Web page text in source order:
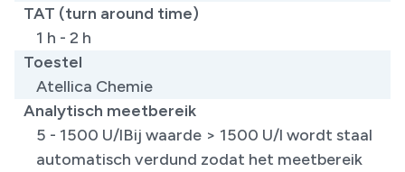
TAT (turn around time)
1 h - 2 h
Toestel
Atellica Chemie
Analytisch meetbereik
5 - 1500 U/lBij waarde > 1500 U/l wordt staal
automatisch verdund zodat het meetbereik